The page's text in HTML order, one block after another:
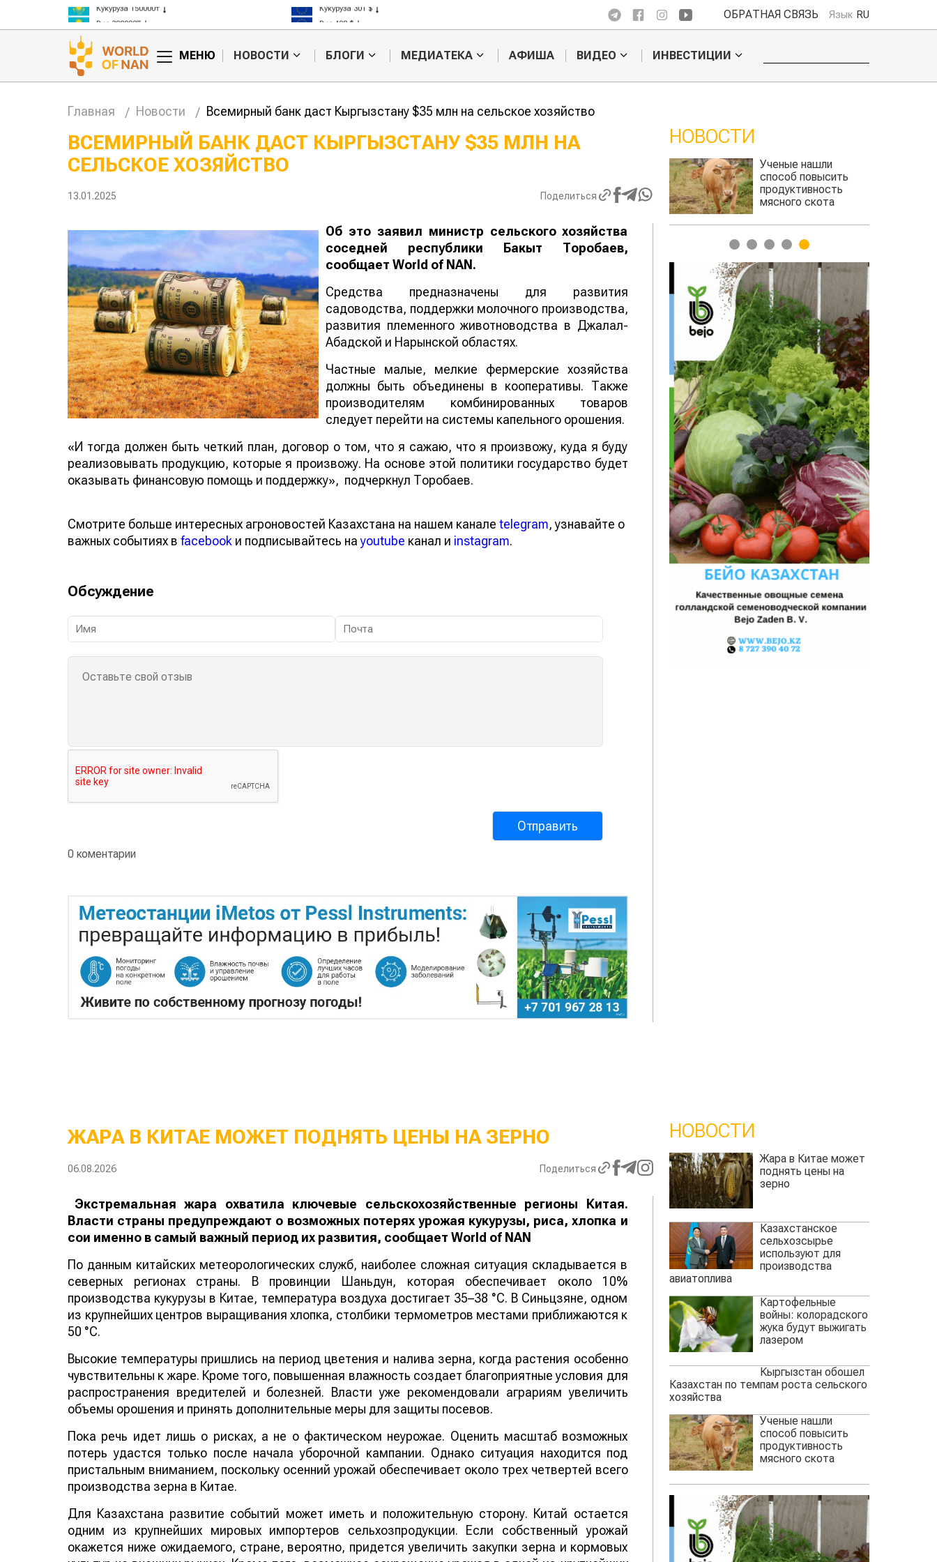
Рис 300000₸
Пшеница 3 класс 125000₸
Рис 408 $
Пшеница 423 $
ОБРАТНАЯ СВЯЗЬ Язык RU
МЕНЮ НОВОСТИ БЛОГИ МЕДИАТЕКА АФИША ВИДЕО ИНВЕСТИЦИИ
Главная Новости Всемирный банк даст Кыргызстану $35 млн на сельское хозяйство
ВСЕМИРНЫЙ БАНК ДАСТ КЫРГЫЗСТАНУ $35 МЛН НА
СЕЛЬСКОЕ ХОЗЯЙСТВО
13.01.2025 Поделиться
Об это заявил министр сельского хозяйства
соседней республики Бакыт Торобаев,
сообщает World of NAN.
Средства предназначены для развития
садоводства, поддержки молочного производства,
развития племенного животноводства в Джалал-
Абадской и Нарынской областях.
Частные малые, мелкие фермерские хозяйства
должны быть объединены в кооперативы. Также
производителям комбинированных товаров
следует перейти на системы капельного орошения.
«И тогда должен быть четкий план, договор о том, что я сажаю, что я произвожу, куда я буду
реализовывать продукцию, которые я произвожу. На основе этой политики государство будет
оказывать финансовую помощь и поддержку», ­ подчеркнул Торобаев.
Смотрите больше интересных агроновостей Казахстана на нашем канале telegram, узнавайте о
важных событиях в facebook и подписывайтесь наyoutube канал и instagram.
Обсуждение
0 коментарии
НОВОСТИ
Казахстанское
Ученые нашли
способ повысить
продуктивность
мясного скота
1 2 3 4 5
ЖАРА В КИТАЕ МОЖЕТ ПОДНЯТЬ ЦЕНЫ НА ЗЕРНО
06.08.2026 Поделиться
Экстремальная жара охватила ключевые
сельскохозяйственные регионы Китая. Власти
страны предупреждают о возможных потерях
самый важный период их развития, сообщает
World ofNAN
По данным китайских метеорологических служб,
которая обеспечивает около 10% производства
кукурузы в Китае, температура воздуха достигает
35–38 °C. В Синьцзяне, одном из крупнейших центров выращивания хлопка, столбики
термометров местами приближаются к 50 °C.
Высокие температуры пришлись на период цветения и налива зерна, когда растения особенно
чувствительны к жаре. Кроме того, повышенная влажность создает благоприятные условия для
распространения вредителей и болезней. Власти уже рекомендовали аграриям увеличить
объемы орошения и принять дополнительные меры для защиты посевов.
Пока речь идет лишь о рисках, а не о фактическом неурожае. Оценить масштаб возможных
потерь удастся только после начала уборочной кампании. Однако ситуация находится под
пристальным вниманием, поскольку осенний урожай обеспечивает около трех четвертей всего
НОВОСТИ
Жара в Китае может
поднять цены на
зерно
Казахстанское
сельхозсырье
используют для
производства
авиатоплива
Картофельные
войны: колорадского
жука будут выжигать
лазером
Кыргызстан обошел
Казахстан по темпам роста сельского
хозяйства
Ученые нашли
способ повысить
продуктивность
мясного скота